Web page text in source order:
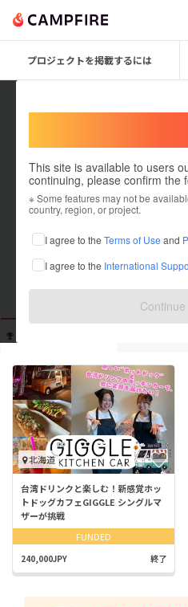
プロジェクトを掲載するには
This site is available to users
continuing, please confirm the
※ Some features may not be
country, region, or project.
I agree to the Terms of Use and
I agree to the International
Continue
出身国：未設定
北海道
台湾ドリンクと楽しむ！新感覚ホッ
トドッグカフェGIGGLE シングルマ
ザーが挑戦
FUNDED
240,000JPY 終了